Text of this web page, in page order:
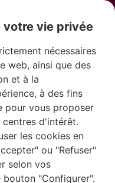
la
votre vie privée
nécessaires
web, ainsi que des
et à la
à des fins
pour vous proposer
d'intérêt.
les cookies en
ou "Refuser"
selon vos
"Configurer".